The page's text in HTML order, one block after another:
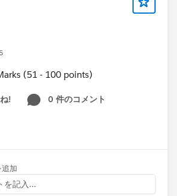
(51 - 100 points)
!
0 件のコメント
加
を記入...